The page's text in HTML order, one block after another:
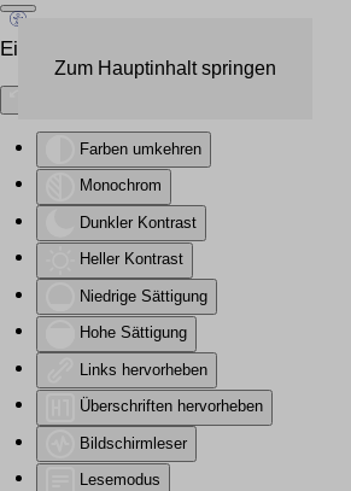
Eingabehilfen öffnen
Farben umkehren
Monochrom
Dunkler Kontrast
Heller Kontrast
Niedrige Sättigung
Hohe Sättigung
Links hervorheben
Überschriften hervorheben
Bildschirmleser
Lesemodus
Zum Hauptinhalt springen